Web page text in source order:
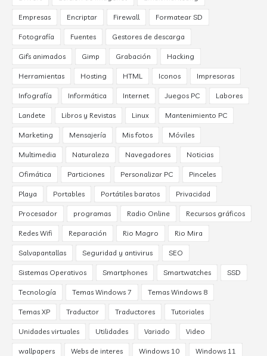
Empresas Encriptar Firewall Formatear SD
Fotografía Fuentes Gestores de descarga
Gifs animados Gimp Grabación Hacking
Herramientas Hosting HTML Iconos Impresoras
Infografía Informática Internet Juegos PC Labores
Landete Libros y Revistas Linux Mantenimiento PC
Marketing Mensajería Mis fotos Móviles
Multimedia Naturaleza Navegadores Noticias
Ofimática Particiones Personalizar PC Pinceles
Playa Portables Portátiles baratos Privacidad
Procesador programas Radio Online Recursos gráficos
Redes Wifi Reparación Rio Magro Rio Mira
Salvapantallas Seguridad y antivirus SEO
Sistemas Operativos Smartphones Smartwatches SSD
Tecnología Temas Windows 7 Temas Windows 8
Temas XP Traductor Traductores Tutoriales
Unidades virtuales Utilidades Variado Video
wallpapers Webs de interes Windows 10 Windows 11